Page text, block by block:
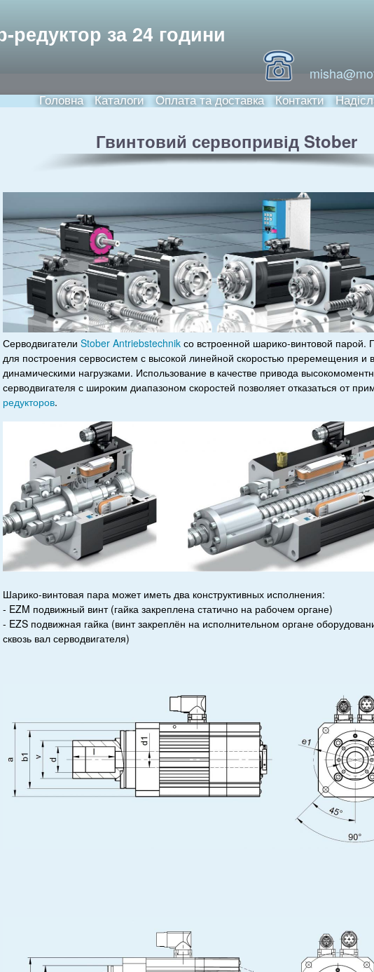
content
та електродвигуни
редуктор за 24 години
Main menu
Головна Каталоги Оплата та доставка Контакти
Гвинтовий сервопривід Stober
Серводвигатели Stober Antriebstechnik со встроенной шарико-винтовой парой.
для построения сервосистем с высокой линейной скоростью преремещения и
динамическими нагрузками. Использование в качестве привода
серводвигателя с широким диапазоном скоростей позволяет отказаться от
редукторов.
Шарико-винтовая пара может иметь два конструктивных исполнения:
- EZM подвижный винт (гайка закреплена статично на рабочем органе)
- EZS подвижная гайка (винт закреплён на исполнительном органе
сквозь вал серводвигателя)